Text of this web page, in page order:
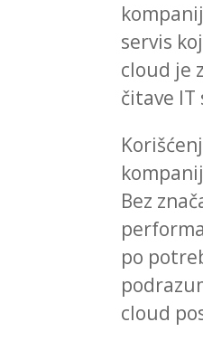
servis
cloud je
čitave IT
Bez
po
cloud